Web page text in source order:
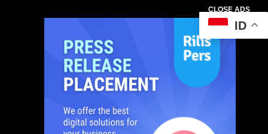
CLOSE ADS
ID